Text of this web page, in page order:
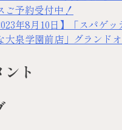
ご予約受付中！
年8月10日】「スパゲ
大泉学園前店」グランド
ト